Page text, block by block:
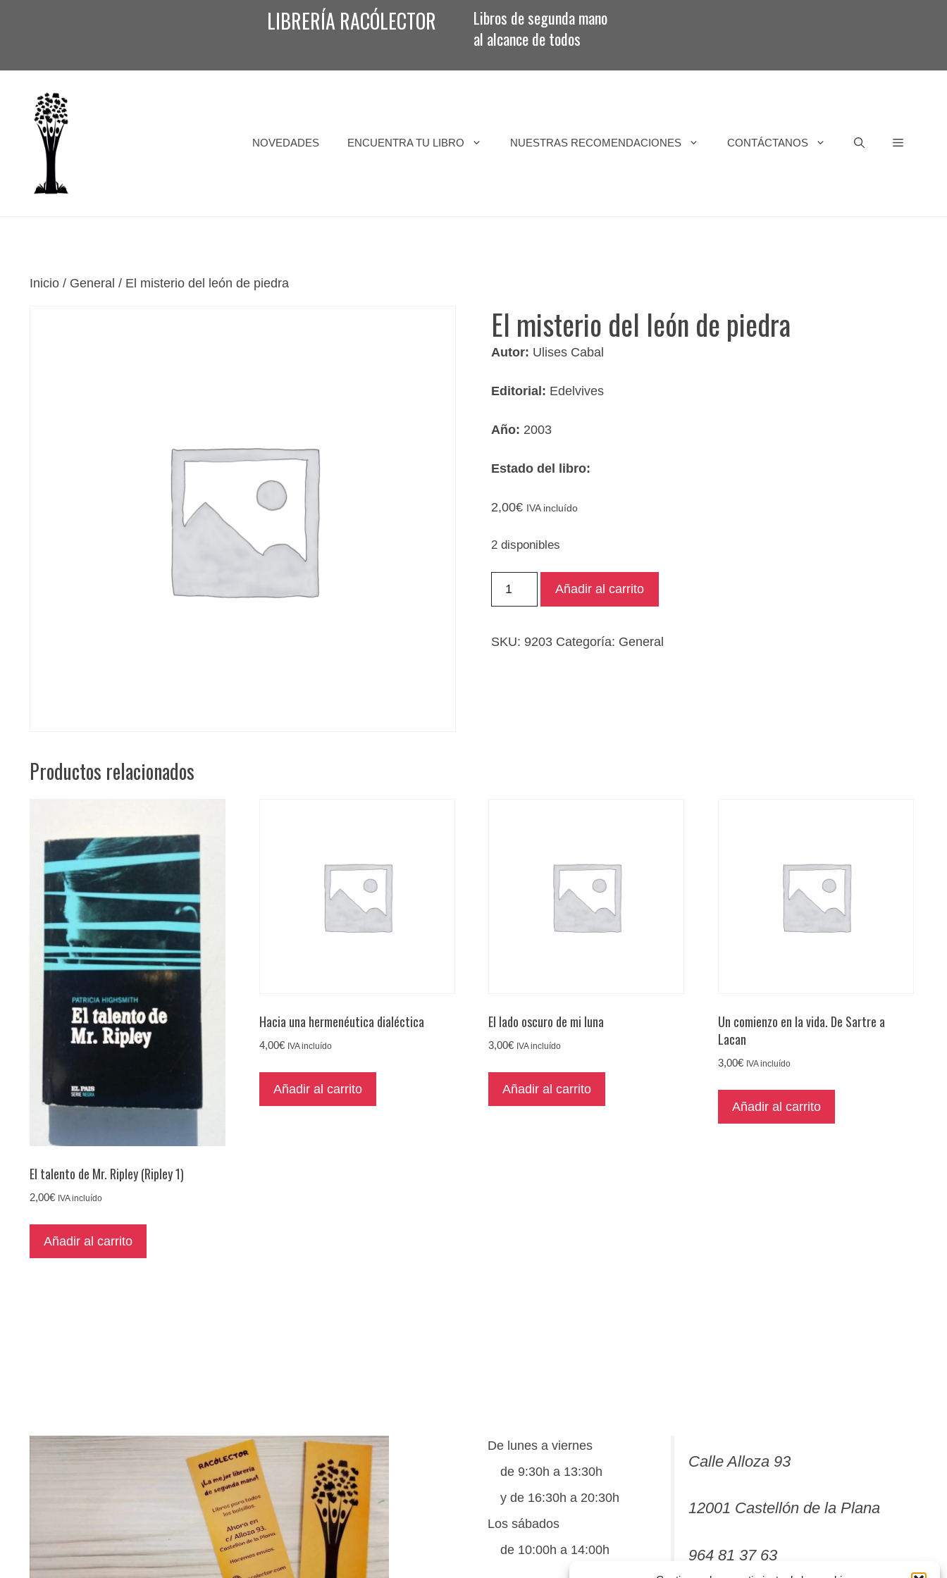
LIBRERÍA RACÓLECTOR
Libros de segunda mano
al alcance de todos
NOVEDADES ENCUENTRA TU LIBRO NUESTRAS RECOMENDACIONES CONTÁCTANOS
Inicio / General / El misterio del león de piedra
El misterio del león de piedra
Autor: Ulises Cabal
Editorial: Edelvives
Año: 2003
Estado del libro:
2,00€ IVA incluído
2 disponibles
león
Añadir al carrito
SKU: 9203 Categoría: General
Productos relacionados
El talento de Mr. Ripley (Ripley 1)
2,00€ IVA incluído
Añadir al carrito
Hacia una hermenéutica dialéctica
4,00€ IVA incluído
Añadir al carrito
El lado oscuro de mi luna
3,00€ IVA incluído
Añadir al carrito
Un comienzo en la vida. De Sartre a
Lacan
3,00€ IVA incluído
Añadir al carrito
De lunes a viernes
de 9:30h a 13:30h
y de 16:30h a 20:30h
Los sábados
de 10:00h a 14:00h
Calle Alloza 93
12001 Castellón de la Plana
964 81 37 63